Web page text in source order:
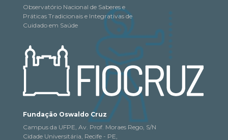
Observatório Nacional de Saberes e
Práticas Tradicionais e Integrativas de
Cuidado em Saúde
Fundação Oswaldo Cruz
Campus da UFPE, Av. Prof. Moraes Rego, S/N
Cidade Universitária, Recife - PE,